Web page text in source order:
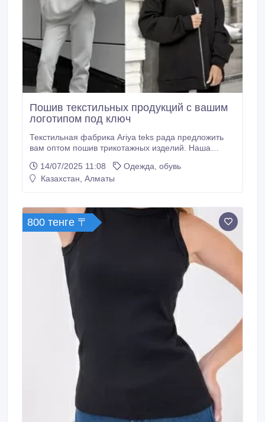
Пошив текстильных продукций с вашим
логотипом под ключ
Текстильная фабрика Ariya teks рада предложить
вам оптом пошив трикотажных изделий. Наша
опыт более 16лет. В основном мы работаем с
трикотажными изделиями:.
14/07/2025 11:08
Одежда, обувь
Казахстан, Алматы
800 тенге 〒